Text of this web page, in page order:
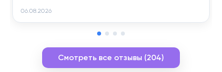
06.08.2026
Смотреть все отзывы (204)